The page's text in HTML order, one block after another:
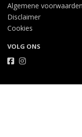
Algemene voorwaarden
Disclaimer
Cookies
VOLG ONS